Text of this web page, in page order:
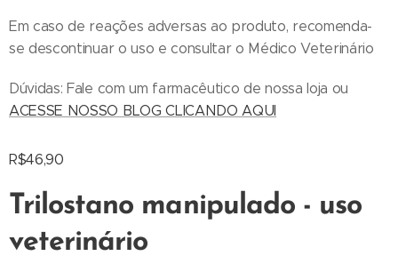
Em caso de reações adversas ao produto, recomenda-
se descontinuar o uso e consultar o Médico Veterinário
Dúvidas: Fale com um farmacêutico de nossa loja ou
ACESSE NOSSO BLOG CLICANDO AQUI
R$46,90
Trilostano manipulado - uso
veterinário